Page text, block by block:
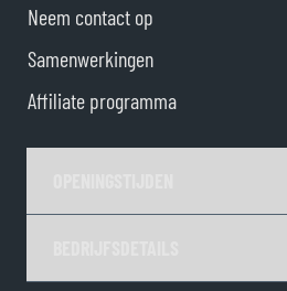
Neem contact op
Samenwerkingen
Affiliate programma